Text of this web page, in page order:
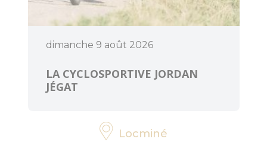
dimanche 9 août 2026
LA CYCLOSPORTIVE JORDAN
JÉGAT
Locminé